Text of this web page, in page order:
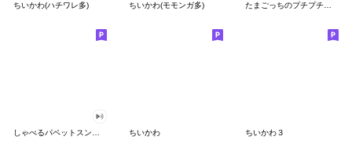
ちいかわ(ハチワレ多) ちいかわ(モモンガ多) たまごっちのプチプチおみせっち
ちいかわ ちいかわ３